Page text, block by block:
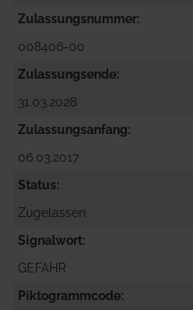
Zulassungsnummer
008406-00
Zulassungsende
31.03.2028
Zulassungsanfang
06.03.2017
Status
Zugelassen
Signalwort
GEFAHR
Piktogrammcode